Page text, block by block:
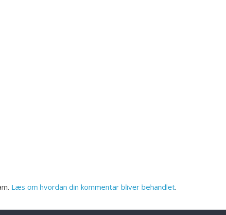
Læs om hvordan din kommentar bliver behandlet.